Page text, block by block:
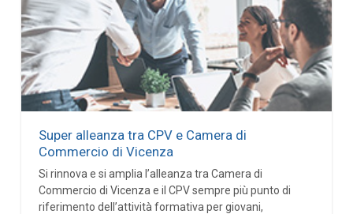
Super alleanza tra CPV e Camera di
Commercio di Vicenza
Si rinnova e si amplia l’alleanza tra Camera di
Commercio di Vicenza e il CPV sempre più punto di
riferimento dell’attività formativa per giovani,